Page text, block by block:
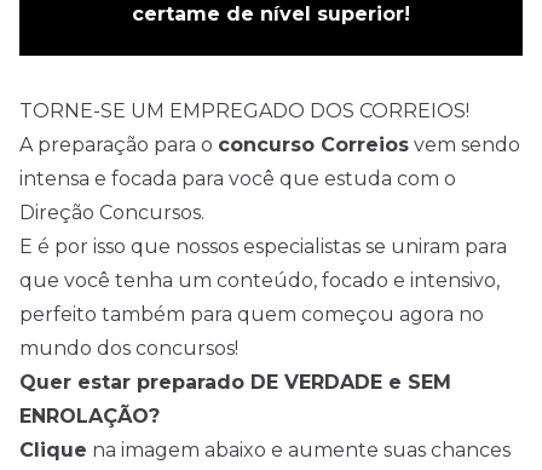
certame de nível superior!
TORNE-SE UM EMPREGADO DOS CORREIOS!
A preparação para o concurso Correios vem sendo
intensa e focada para você que estuda com o
Direção Concursos.
E é por isso que nossos especialistas se uniram para
que você tenha um conteúdo, focado e intensivo,
perfeito também para quem começou agora no
mundo dos concursos!
Quer estar preparado DE VERDADE e SEM
ENROLAÇÃO?
Clique na imagem abaixo e aumente suas chances